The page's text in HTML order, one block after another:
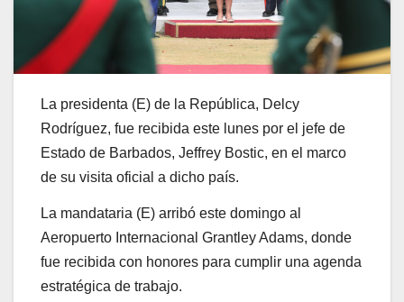
La presidenta (E) de la República, Delcy
Rodríguez, fue recibida este lunes por el jefe de
Estado de Barbados, Jeffrey Bostic, en el marco
de su visita oficial a dicho país.
La mandataria (E) arribó este domingo al
Aeropuerto Internacional Grantley Adams, donde
fue recibida con honores para cumplir una agenda
estratégica de trabajo.